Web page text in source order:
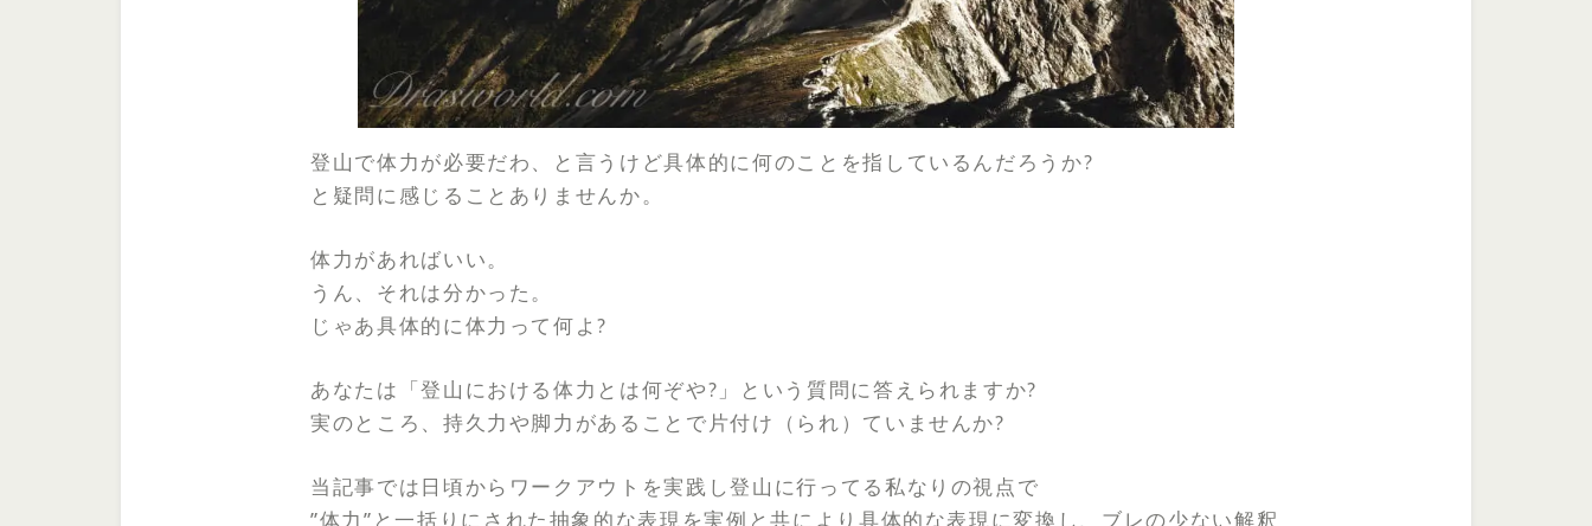
登山で体力が必要だわ、と言うけど具体的に何のことを指しているんだろうか?
と疑問に感じることありませんか。
体力があればいい。
うん、それは分かった。
じゃあ具体的に体力って何よ?
あなたは「登山における体力とは何ぞや?」という質問に答えられますか?
実のところ、持久力や脚力があることで片付け（られ）ていませんか?
当記事では日頃からワークアウトを実践し登山に行ってる私なりの視点で
”体力”と一括りにされた抽象的な表現を実例と共により具体的な表現に変換し、ブレの少ない解釈